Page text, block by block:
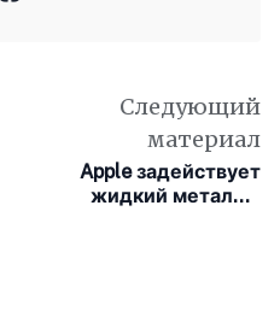
Следующий
материал
Apple задействует
жидкий металл в